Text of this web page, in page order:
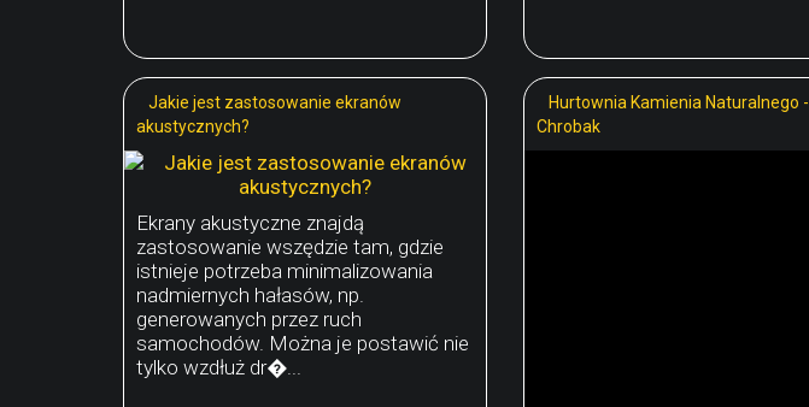
Jakie jest zastosowanie ekranów
akustycznych?
Ekrany akustyczne znajdą
zastosowanie wszędzie tam, gdzie
istnieje potrzeba minimalizowania
nadmiernych hałasów, np.
generowanych przez ruch
samochodów. Można je postawić nie
tylko wzdłuż dr�...
Hurtownia Kamienia Naturalnego -
Chrobak